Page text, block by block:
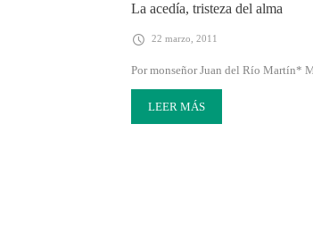
La acedía, tristeza del alma
22 marzo, 2011
Por monseñor Juan del Río Martín*
LEER MÁS